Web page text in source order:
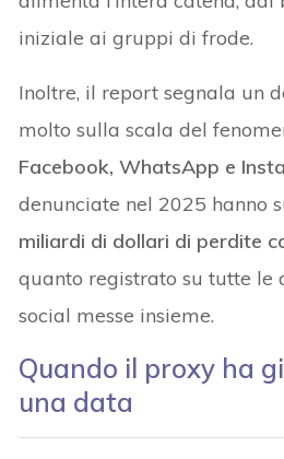
iniziale ai gruppi di frode.
Inoltre, il report segnala un
molto sulla scala del
Facebook, WhatsApp e
denunciate nel 2025 hanno
miliardi di dollari di perdite
quanto registrato su tutte le
social messe insieme.
Quando il proxy ha
una data